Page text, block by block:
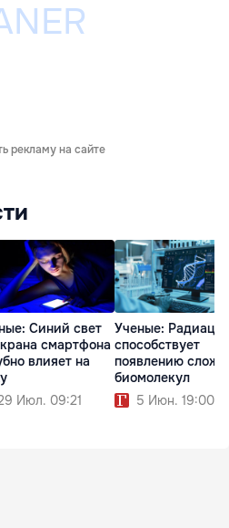
рекламу на сайте
Синий свет
смартфона
влияет на
Июл. 09:21
Ученые:
способствует
появлению
биомолекул
5 Июн. 19:00